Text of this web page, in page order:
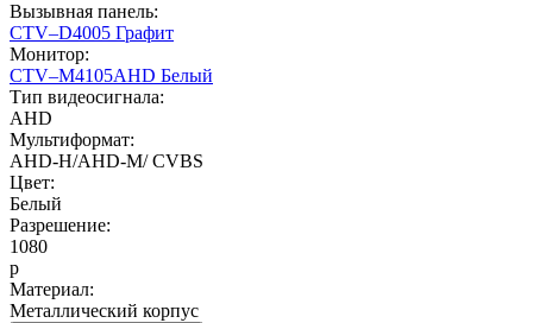
Вызывная панель:
CTV–D4005 Графит
Монитор:
CTV–M4105AHD Белый
Тип видеосигнала:
AHD
Мультиформат:
AHD-H/AHD-M/ CVBS
Цвет:
Белый
Разрешение:
1080
p
Материал:
Металлический корпус